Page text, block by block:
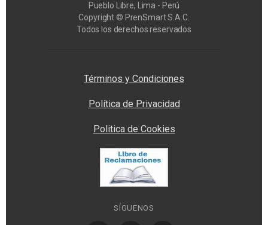
Pueblo Libre, Lima - Perú
Copyright © PrenSmart S.A.C.
Todos los derechos reservados
Términos y Condiciones
Política de Privacidad
Politica de Cookies
SÍGUENOS